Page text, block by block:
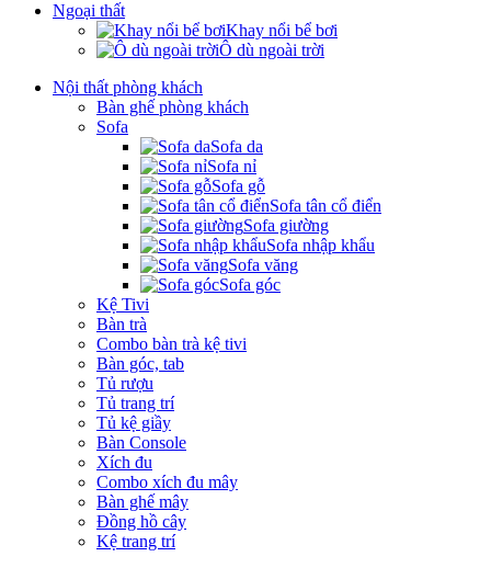
Ngoại thất
Khay nổi bể bơi
Ô dù ngoài trời
Nội thất phòng khách
Bàn ghế phòng khách
Sofa
Sofa da
Sofa nỉ
Sofa gỗ
Sofa tân cổ điển
Sofa giường
Sofa nhập khẩu
Sofa văng
Sofa góc
Kệ Tivi
Bàn trà
Combo bàn trà kệ tivi
Bàn góc, tab
Tủ rượu
Tủ trang trí
Tủ kệ giầy
Bàn Console
Xích đu
Combo xích đu mây
Bàn ghế mây
Đồng hồ cây
Kệ trang trí